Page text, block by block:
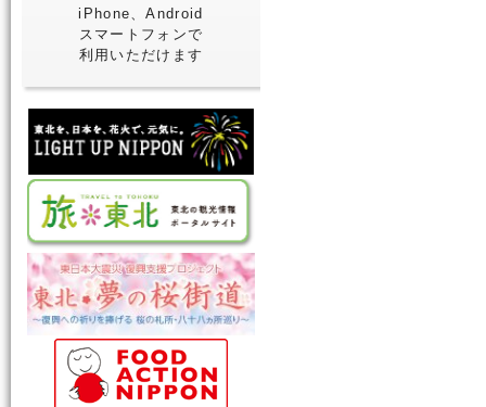
iPhone、Android
スマートフォンで
利用いただけます